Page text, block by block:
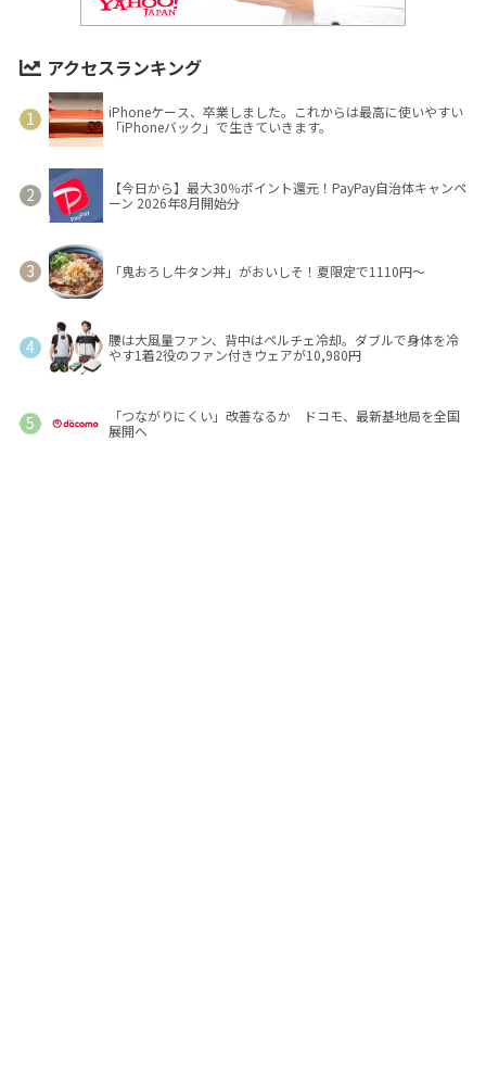
アクセスランキング
iPhoneケース、卒業しました。これからは最高に使いやすい
「iPhoneバック」で生きていきます。
【今日から】最大30％ポイント還元！PayPay自治体キャンペ
ーン 2026年8月開始分
「鬼おろし牛タン丼」がおいしそ！夏限定で1110円～
腰は大風量ファン、背中はペルチェ冷却。ダブルで身体を冷
やす1着2役のファン付きウェアが10,980円
「つながりにくい」改善なるか ドコモ、最新基地局を全国
展開へ